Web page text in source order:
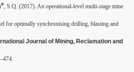
# , S.Q. (2017). An operational-level multi-stage mine
for optimally synchronising drilling, blasting and
Journal of Mining, Reclamation and